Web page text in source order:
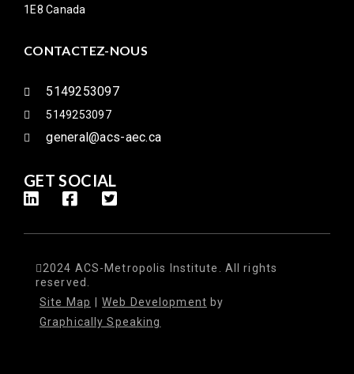
1E8 Canada
CONTACTEZ-NOUS
5149253097
5149253097
general@acs-aec.ca
GET SOCIAL
2024 ACS-Metropolis Institute. All rights
reserved.
Site Map
Web Development by
Graphically Speaking